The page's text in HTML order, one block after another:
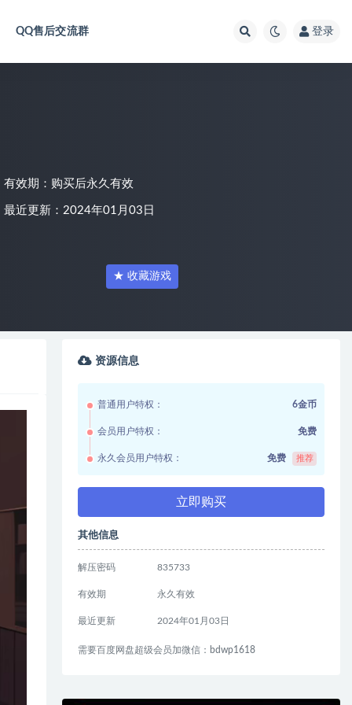
QQ售后交流群 登录
有效期：购买后永久有效
最近更新：2024年01月03日
★ 收藏游戏
资源信息
普通用户特权： 6金币
会员用户特权： 免费
永久会员用户特权： 免费 推荐
立即购买
其他信息
解压密码 835733
有效期 永久有效
最近更新 2024年01月03日
需要百度网盘超级会员加微信：bdwp1618